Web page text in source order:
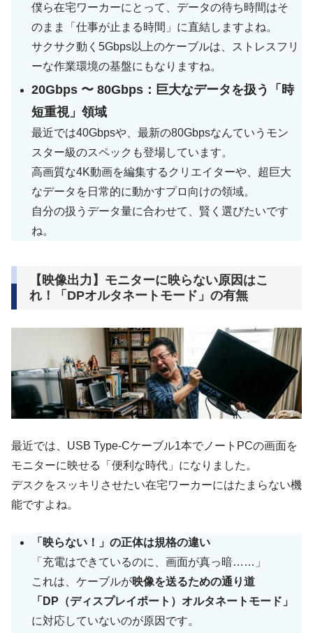
僕ら在宅ワーカーにとって、データの待ち時間はそ
のまま「仕事が止まる時間」に直結しますよね。
サクサク動く5Gbps以上のケーブルは、ストレスフリ
ーな作業環境の基盤にもなりますね。
20Gbps 〜 80Gbps：巨大なデータを扱う「時
短重視」領域
最近では40Gbpsや、最新の80Gbpsなんていうモン
スター級のスペックも登場しています。
高画質な4K動画を編集するクリエイターや、超巨大
なデータを日常的に動かすプロ向けの領域。
自分の扱うデータ量に合わせて、賢く選びたいです
ね。
【映像出力】モニターに映らない原因はこ
れ！「DPオルタネートモード」の有無
最近では、USB Type-Cケーブル1本でノートPCの画面を
モニターに映せる「便利な時代」になりました。
デスクをスッキリさせたい在宅ワーカーにはたまらない機
能ですよね。
「映らない！」の正体は規格の違い
「充電はできているのに、画面が真っ暗……」
これは、ケーブルが映像を送るための通り道
「DP（ディスプレイポート）オルタネートモード」
に対応していないのが原因です。